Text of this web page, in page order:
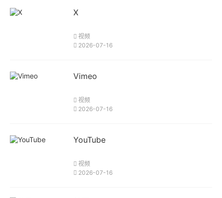
X
视频
2026-07-16
Vimeo
视频
2026-07-16
YouTube
视频
2026-07-16